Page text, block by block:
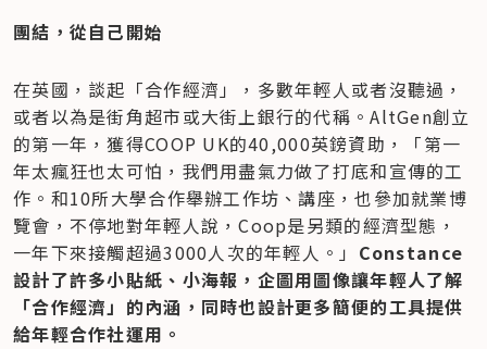
團結，從自己開始
在英國，談起「合作經濟」，多數年輕人或者沒聽過，
或者以為是街角超市或大街上銀行的代稱。AltGen創立
的第一年，獲得COOP UK的40,000英鎊資助，「第一
年太瘋狂也太可怕，我們用盡氣力做了打底和宣傳的工
作。和10所大學合作舉辦工作坊、講座，也參加就業博
覽會，不停地對年輕人說，Coop是另類的經濟型態，
一年下來接觸超過3000人次的年輕人。」 Constance
設計了許多小貼紙、小海報，企圖用圖像讓年輕人了解
「合作經濟」的內涵，同時也設計更多簡便的工具提供
給年輕合作社運用。